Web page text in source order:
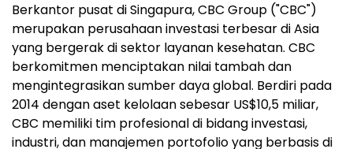
Berkantor pusat di Singapura, CBC Group ("CBC")
merupakan perusahaan investasi terbesar di Asia
yang bergerak di sektor layanan kesehatan. CBC
berkomitmen menciptakan nilai tambah dan
mengintegrasikan sumber daya global. Berdiri pada
2014 dengan aset kelolaan sebesar US$10,5 miliar,
CBC memiliki tim profesional di bidang investasi,
industri, dan manajemen portofolio yang berbasis di